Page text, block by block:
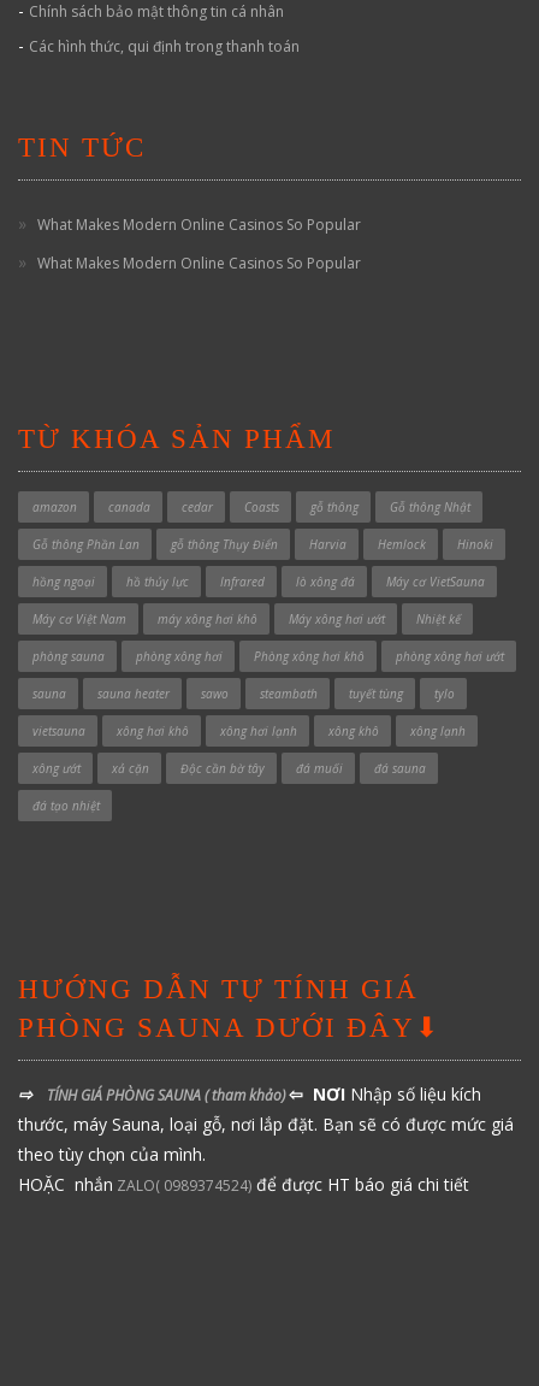
- Chính sách bảo mật thông tin cá nhân
- Các hình thức, qui định trong thanh toán
TIN TỨC
What Makes Modern Online Casinos So Popular
What Makes Modern Online Casinos So Popular
TỪ KHÓA SẢN PHẨM
amazon canada cedar Coasts gỗ thông Gỗ thông Nhật
Gỗ thông Phần Lan gỗ thông Thụy Điển Harvia Hemlock Hinoki
hồng ngoại hồ thủy lực Infrared lò xông đá Máy cơ VietSauna
Máy cơ Việt Nam máy xông hơi khô Máy xông hơi ướt Nhiệt kế
phòng sauna phòng xông hơi Phòng xông hơi khô phòng xông hơi ướt
sauna sauna heater sawo steambath tuyết tùng tylo
vietsauna xông hơi khô xông hơi lạnh xông khô xông lạnh
xông ướt xả cặn Độc cần bờ tây đá muối đá sauna
đá tạo nhiệt
HƯỚNG DẪN TỰ TÍNH GIÁ
PHÒNG SAUNA DƯỚI ĐÂY⬇
⇨ TÍNH GIÁ PHÒNG SAUNA( tham khảo)⇦ NƠI Nhập số liệu kích
thước, máy Sauna, loại gỗ, nơi lắp đặt. Bạn sẽ có được mức giá
theo tùy chọn của mình.
HOẶC nhắn ZALO( 0989374524) để được HT báo giá chi tiết